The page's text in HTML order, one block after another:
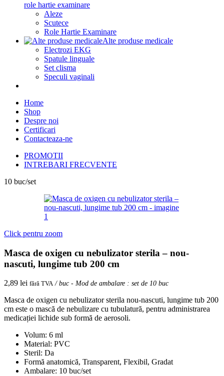
role hartie examinare
Aleze
Scutece
Role Hartie Examinare
Alte produse medicale
Electrozi EKG
Spatule linguale
Set clisma
Speculi vaginali
Home
Shop
Despre noi
Certificari
Contacteaza-ne
PROMOTII
INTREBARI FRECVENTE
10 buc/set
Click pentru zoom
Masca de oxigen cu nebulizator sterila – nou-
nascuti, lungime tub 200 cm
2,89 lei fără TVA/ buc - Mod de ambalare : set de 10 buc
Masca de oxigen cu nebulizator sterila nou-nascuti, lungime tub 200
cm este o mască de nebulizare cu tubulatură, pentru administrarea
medicației lichide sub formă de aerosoli.
Volum: 6 ml
Material: PVC
Steril: Da
Formă anatomică, Transparent, Flexibil, Gradat
Ambalare: 10 buc/set